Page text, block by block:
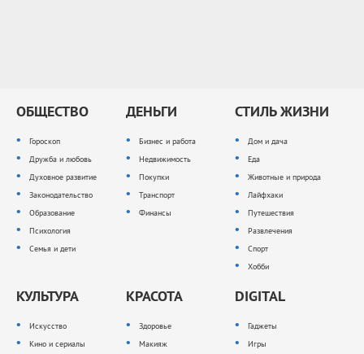
ОБЩЕСТВО
Гороскоп
Дружба и любовь
Духовное развитие
Законодательство
Образование
Психология
Семья и дети
ДЕНЬГИ
Бизнес и работа
Недвижимость
Покупки
Транспорт
Финансы
СТИЛЬ ЖИЗНИ
Дом и дача
Еда
Животные и природа
Лайфхаки
Путешествия
Развлечения
Спорт
Хобби
КУЛЬТУРА
Искусство
Кино и сериалы
КРАСОТА
Здоровье
Макияж
DIGITAL
Гаджеты
Игры